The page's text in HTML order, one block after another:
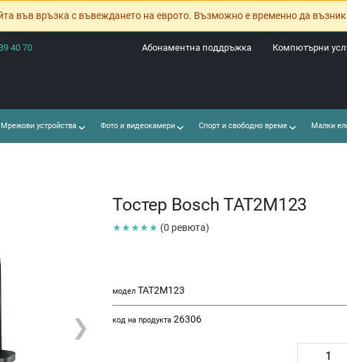
във връзка с въвеждането на еврото. Възможно е временно да
40 70 Компютърни
Абонаментна поддръжка
устройства Фото и видеокамери Спорт и свободно време Малки
❯
Тостер Bosch TAT2M123
★★★★★ (0 ревюта)
модел TAT2M123
код на продукта 26306